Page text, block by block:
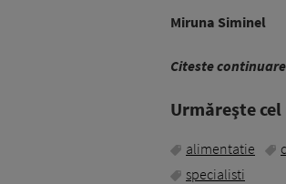
Miruna Siminel
Citeste
Urmăreşte
alimentatie
specialisti